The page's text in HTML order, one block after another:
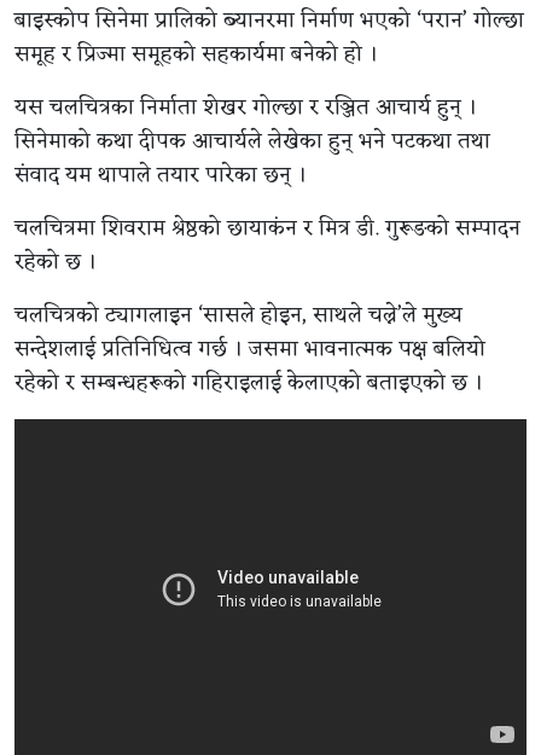
बाइस्कोप सिनेमा प्रालिको ब्यानरमा निर्माण भएको ‘परान’ गोल्छा
समूह र प्रिज्मा समूहको सहकार्यमा बनेको हो ।
यस चलचित्रका निर्माता शेखर गोल्छा र रञ्जित आचार्य हुन् ।
सिनेमाको कथा दीपक आचार्यले लेखेका हुन् भने पटकथा तथा
संवाद यम थापाले तयार पारेका छन् ।
चलचित्रमा शिवराम श्रेष्ठको छायाकंन र मित्र डी. गुरूङको सम्पादन
रहेको छ ।
चलचित्रको ट्यागलाइन ‘सासले होइन, साथले चल्ने’ले मुख्य
सन्देशलाई प्रतिनिधित्व गर्छ । जसमा भावनात्मक पक्ष बलियो
रहेको र सम्बन्धहरूको गहिराइलाई केलाएको बताइएको छ ।